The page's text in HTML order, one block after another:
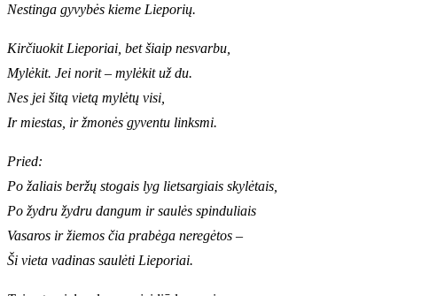
Nestinga gyvybės kieme Lieporių.
Kirčiuokit Lieporiai, bet šiaip nesvarbu,
Mylėkit. Jei norit – mylėkit už du.
Nes jei šitą vietą mylėtų visi,
Ir miestas, ir žmonės gyventu linksmi.
Pried:
Po žaliais beržų stogais lyg lietsargiais skylėtais,
Po žydru žydru dangum ir saulės spinduliais
Vasaros ir žiemos čia prabėga neregėtos –
Ši vieta vadinas saulėti Lieporiai.